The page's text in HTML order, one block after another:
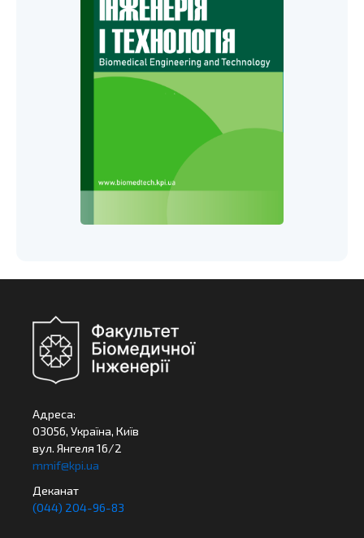
Адреса:
03056, Україна, Київ
вул. Янгеля 16/2
mmif@kpi.ua
Деканат
(044) 204-96-83